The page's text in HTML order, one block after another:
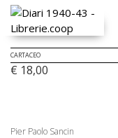
CARTACEO
€ 18,00
Pier Paolo Sancin